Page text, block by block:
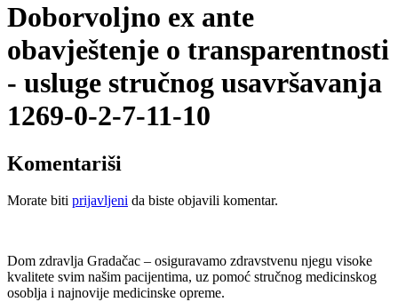
Doborvoljno ex ante
obavještenje o transparentnosti
- usluge stručnog usavršavanja
1269-0-2-7-11-10
Komentariši
Morate biti prijavljeni da biste objavili komentar.
Dom zdravlja Gradačac – osiguravamo zdravstvenu njegu visoke
kvalitete svim našim pacijentima, uz pomoć stručnog medicinskog
osoblja i najnovije medicinske opreme.